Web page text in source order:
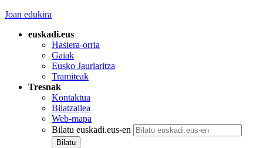
Joan edukira
euskadi.eus
Hasiera-orria
Gaiak
Eusko Jaurlaritza
Tramiteak
Tresnak
Kontaktua
Bilatzailea
Web-mapa
Bilatu euskadi.eus-en